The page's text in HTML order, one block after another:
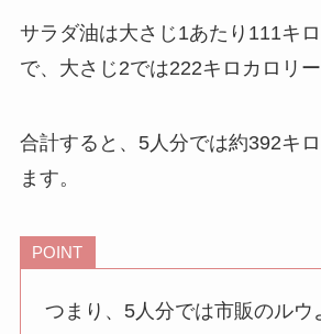
サラダ油は大さじ1あたり111キ
で、大さじ2では222キロカロリー
合計すると、5人分では約392キ
ます。
POINT
つまり、5人分では市販のルウ